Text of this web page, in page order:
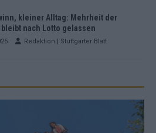
kleiner Alltag: Mehrheit der
bleibt nach Lotto gelassen
Redaktion | Stuttgarter Blatt